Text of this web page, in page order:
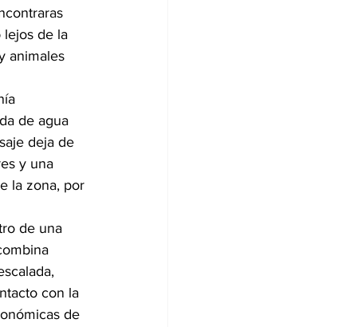
lejos de la
animales
de agua
deja de
y una
la zona, por
de una
con la
de